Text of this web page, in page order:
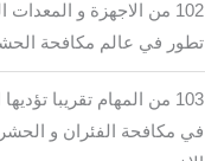
102 من الاجهزة و المعدات
تطور في عالم مكافحة
103 من المهام تقريبا
في مكافحة الفئران و